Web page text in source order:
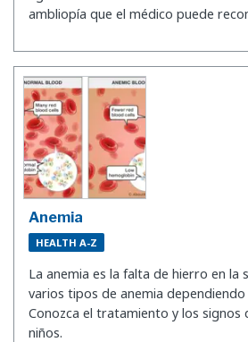
ambliopía que el médico puede
Anemia
HEALTH A-Z
La anemia es la falta de hierro en la
varios tipos de anemia dependiendo
Conozca el tratamiento y los signos
niños.